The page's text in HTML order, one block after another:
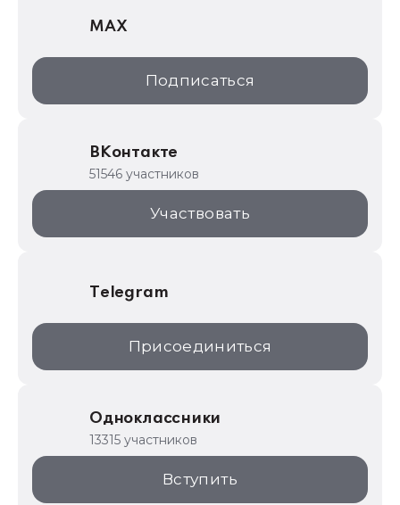
1С:Дистрибьюция
1С:Образование
ИТС.1C.ru
1С:Торговая площадка
MAX
Подписаться
ВКонтакте
51546 участников
Участвовать
Telegram
Присоединиться
Одноклассники
13315 участников
Вступить